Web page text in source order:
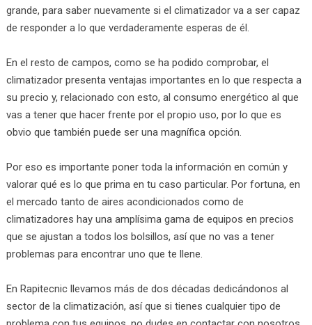
grande, para saber nuevamente si el climatizador va a ser capaz
de responder a lo que verdaderamente esperas de él.
En el resto de campos, como se ha podido comprobar, el
climatizador presenta ventajas importantes en lo que respecta a
su precio y, relacionado con esto, al consumo energético al que
vas a tener que hacer frente por el propio uso, por lo que es
obvio que también puede ser una magnífica opción.
Por eso es importante poner toda la información en común y
valorar qué es lo que prima en tu caso particular. Por fortuna, en
el mercado tanto de aires acondicionados como de
climatizadores hay una amplísima gama de equipos en precios
que se ajustan a todos los bolsillos, así que no vas a tener
problemas para encontrar uno que te llene.
En Rapitecnic llevamos más de dos décadas dedicándonos al
sector de la climatización, así que si tienes cualquier tipo de